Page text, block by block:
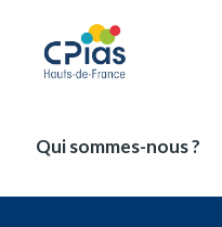
Qui sommes-nous ?